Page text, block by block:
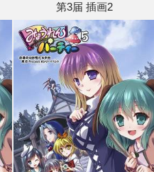
第3届 插画2